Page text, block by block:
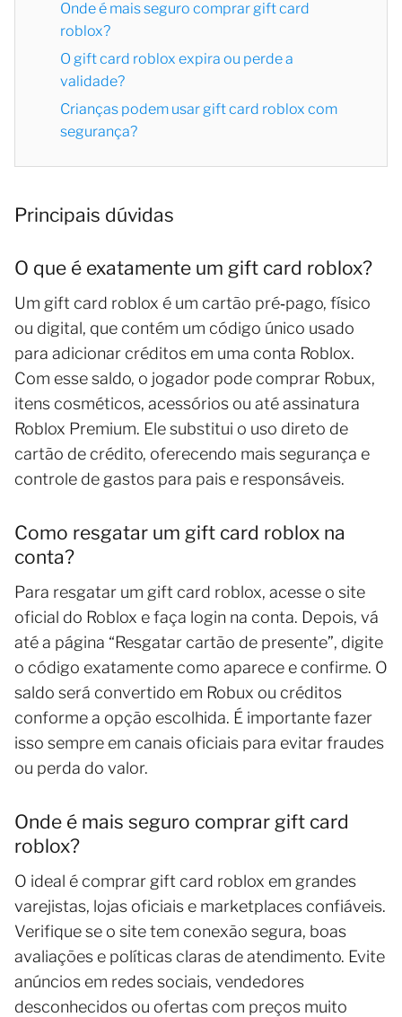
Onde é mais seguro comprar gift card
roblox?
O gift card roblox expira ou perde a
validade?
Crianças podem usar gift card roblox com
segurança?
Principais dúvidas
O que é exatamente um gift card roblox?
Um gift card roblox é um cartão pré‑pago, físico
ou digital, que contém um código único usado
para adicionar créditos em uma conta Roblox.
Com esse saldo, o jogador pode comprar Robux,
itens cosméticos, acessórios ou até assinatura
Roblox Premium. Ele substitui o uso direto de
cartão de crédito, oferecendo mais segurança e
controle de gastos para pais e responsáveis.
Como resgatar um gift card roblox na
conta?
Para resgatar um gift card roblox, acesse o site
oficial do Roblox e faça login na conta. Depois, vá
até a página “Resgatar cartão de presente”, digite
o código exatamente como aparece e confirme. O
saldo será convertido em Robux ou créditos
conforme a opção escolhida. É importante fazer
isso sempre em canais oficiais para evitar fraudes
ou perda do valor.
Onde é mais seguro comprar gift card
roblox?
O ideal é comprar gift card roblox em grandes
varejistas, lojas oficiais e marketplaces confiáveis.
Verifique se o site tem conexão segura, boas
avaliações e políticas claras de atendimento. Evite
anúncios em redes sociais, vendedores
desconhecidos ou ofertas com preços muito